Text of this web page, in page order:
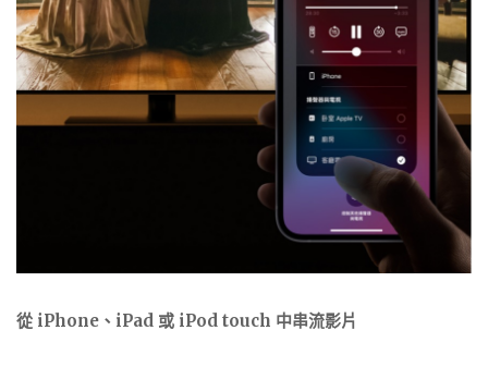
從 iPhone、iPad 或 iPod touch 中串流影片